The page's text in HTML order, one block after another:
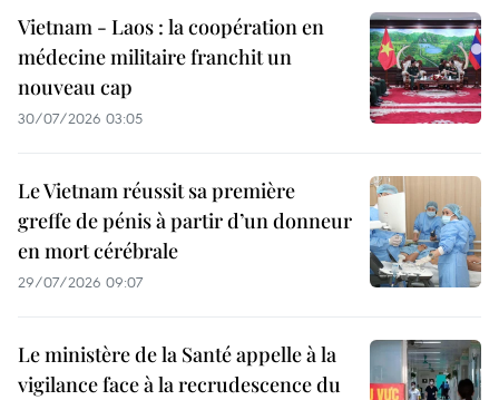
Vietnam - Laos : la coopération en
médecine militaire franchit un
nouveau cap
30/07/2026 03:05
Le Vietnam réussit sa première
greffe de pénis à partir d’un donneur
en mort cérébrale
29/07/2026 09:07
Le ministère de la Santé appelle à la
vigilance face à la recrudescence du